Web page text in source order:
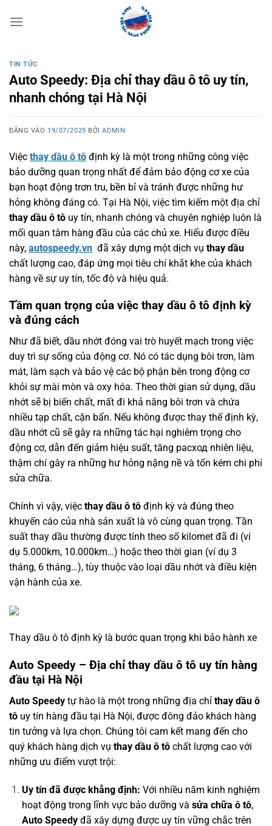
qua
TIN TỨC
Auto Speedy: Địa chỉ thay dầu ô tô uy tín,
nhanh chóng tại Hà Nội
ĐĂNG VÀO 19/07/2025 BỞIADMIN
Việc thay dầu ô tô định kỳ là một trong những công việc
bảo dưỡng quan trọng nhất để đảm bảo động cơ xe của
bạn hoạt động trơn tru, bền bỉ và tránh được những hư
hỏng không đáng có. Tại Hà Nội, việc tìm kiếm một địa chỉ
thay dầu ô tô uy tín, nhanh chóng và chuyên nghiệp luôn là
mối quan tâm hàng đầu của các chủ xe. Hiểu được điều
này, autospeedy.vn đã xây dựng một dịch vụ thay dầu
chất lượng cao, đáp ứng mọi tiêu chí khắt khe của khách
hàng về sự uy tín, tốc độ và hiệu quả.
Tầm quan trọng của việc thay dầu ô tô định kỳ
và đúng cách
Như đã biết, dầu nhớt đóng vai trò huyết mạch trong việc
duy trì sự sống của động cơ. Nó có tác dụng bôi trơn, làm
mát, làm sạch và bảo vệ các bộ phận bên trong động cơ
khỏi sự mài mòn và oxy hóa. Theo thời gian sử dụng, dầu
nhớt sẽ bị biến chất, mất đi khả năng bôi trơn và chứa
nhiều tạp chất, cặn bẩn. Nếu không được thay thế định kỳ,
dầu nhớt cũ sẽ gây ra những tác hại nghiêm trọng cho
động cơ, dẫn đến giảm hiệu suất, tăng расход nhiên liệu,
thậm chí gây ra những hư hỏng nặng nề và tốn kém chi phí
sửa chữa.
Chính vì vậy, việc thay dầu ô tô định kỳ và đúng theo
khuyến cáo của nhà sản xuất là vô cùng quan trọng. Tần
suất thay dầu thường được tính theo số kilomet đã đi (ví
dụ 5.000km, 10.000km…) hoặc theo thời gian (ví dụ 3
tháng, 6 tháng…), tùy thuộc vào loại dầu nhớt và điều kiện
vận hành của xe.
Thay dầu ô tô định kỳ là bước quan trọng khi bảo hành xe
Auto Speedy – Địa chỉ thay dầu ô tô uy tín hàng
đầu tại Hà Nội
Auto Speedy tự hào là một trong những địa chỉ thay dầu ô
tô uy tín hàng đầu tại Hà Nội, được đông đảo khách hàng
tin tưởng và lựa chọn. Chúng tôi cam kết mang đến cho
quý khách hàng dịch vụ thay dầu ô tô chất lượng cao với
những ưu điểm vượt trội:
Uy tín đã được khẳng định: Với nhiều năm kinh nghiệm
hoạt động trong lĩnh vực bảo dưỡng và sửa chữa ô tô,
Auto Speedyđã xây dựng được uy tín vững chắc trên